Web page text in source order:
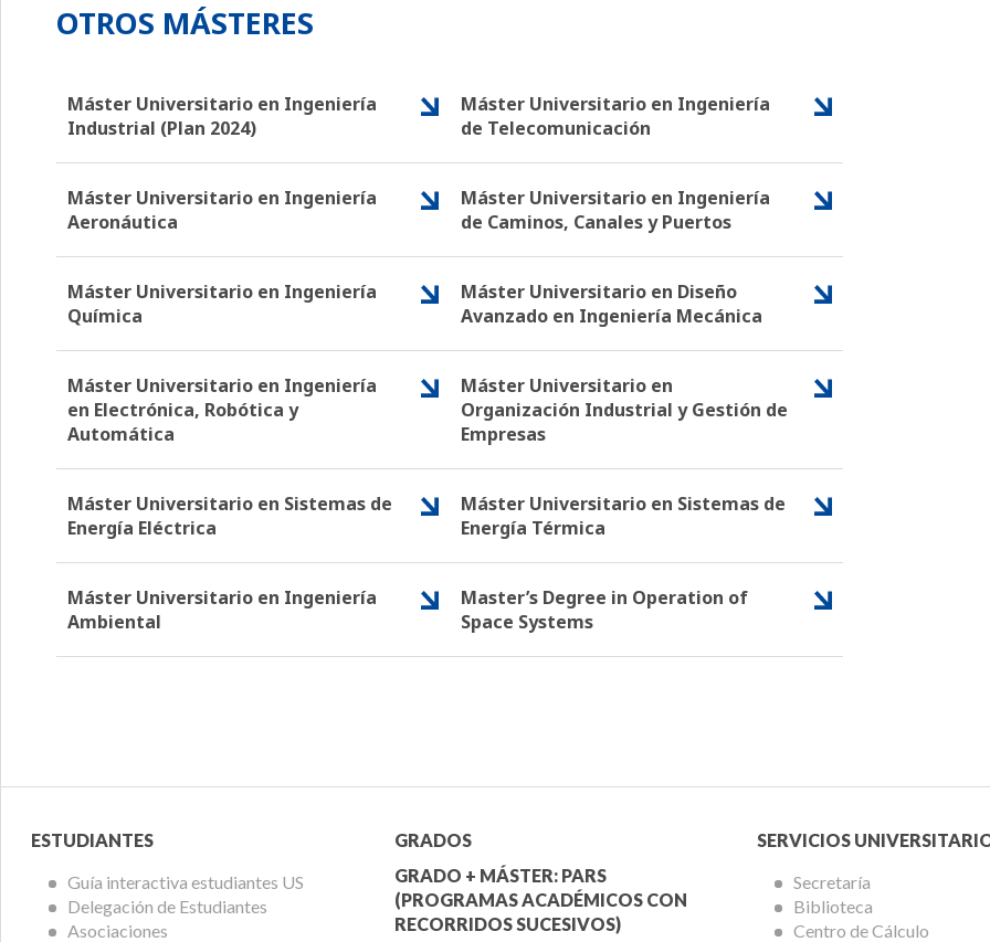
OTROS MÁSTERES
Máster Universitario en Ingeniería
Industrial (Plan 2024)
Máster Universitario en Ingeniería
de Telecomunicación
Máster Universitario en Ingeniería
Aeronáutica
Máster Universitario en Ingeniería
de Caminos, Canales y Puertos
Máster Universitario en Ingeniería
Química
Máster Universitario en Diseño
Avanzado en Ingeniería Mecánica
Máster Universitario en Ingeniería
en Electrónica, Robótica y
Automática
Máster Universitario en
Organización Industrial y Gestión de
Empresas
Máster Universitario en Sistemas de
Energía Eléctrica
Máster Universitario en Sistemas de
Energía Térmica
Máster Universitario en Ingeniería
Ambiental
Master’s Degree in Operation of
Space Systems
Menú
Alumnos
ESTUDIANTES
Guía interactiva estudiantes US
Delegación de Estudiantes
Asociaciones
Menú
Oferta
Académica
GRADOS
GRADO + MÁSTER: PARS
(PROGRAMAS ACADÉMICOS CON
RECORRIDOS SUCESIVOS)
Menú
Servicios
Universitarios
SERVICIOS
Secretaría
Biblioteca
Centro de Cálculo